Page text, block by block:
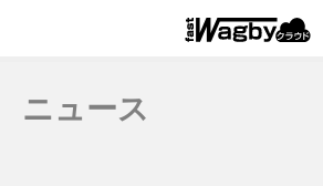
ニュース